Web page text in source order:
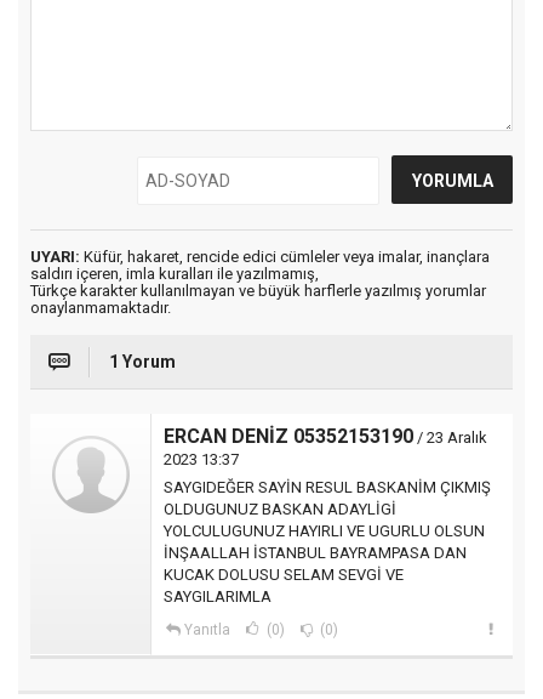
UYARI: Küfür, hakaret, rencide edici cümleler veya imalar, inançlara
saldırı içeren, imla kuralları ile yazılmamış,
Türkçe karakter kullanılmayan ve büyük harflerle yazılmış yorumlar
onaylanmamaktadır.
1 Yorum
ERCAN DENİZ 05352153190 / 23 Aralık
2023 13:37
SAYGIDEĞER SAYİN RESUL BASKANİM ÇIKMIŞ
OLDUGUNUZ BASKAN ADAYLİGİ
YOLCULUGUNUZ HAYIRLI VE UGURLU OLSUN
İNŞAALLAH İSTANBUL BAYRAMPASA DAN
KUCAK DOLUSU SELAM SEVGİ VE
SAYGILARIMLA
Yanıtla (0) (0)